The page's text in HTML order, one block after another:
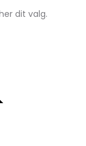
dit valg.